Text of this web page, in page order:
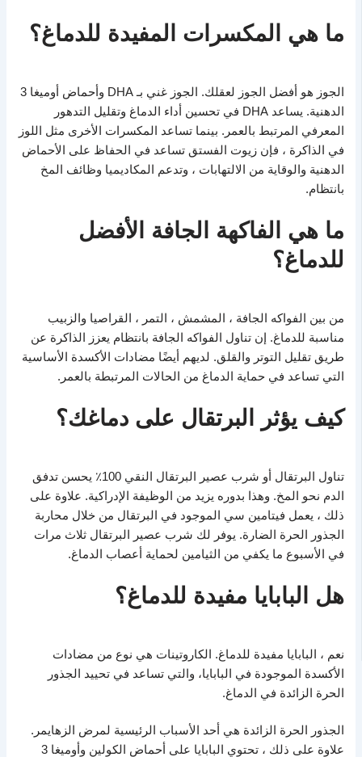
ما هي المكسرات المفيدة للدماغ؟
الجوز هو أفضل الجوز لعقلك. الجوز غني بـ DHA وأحماض أوميغا 3
الدهنية. يساعد DHA في تحسين أداء الدماغ وتقليل التدهور
المعرفي المرتبط بالعمر. بينما تساعد المكسرات الأخرى مثل اللوز
في الذاكرة ، فإن زيوت الفستق تساعد في الحفاظ على الأحماض
الدهنية والوقاية من الالتهابات ، وتدعم المكاديميا وظائف المخ
بانتظام.
ما هي الفاكهة الجافة الأفضل
للدماغ؟
من بين الفواكه الجافة ، المشمش ، التمر ، القراصيا والزبيب
مناسبة للدماغ. إن تناول الفواكه الجافة بانتظام يعزز الذاكرة عن
طريق تقليل التوتر والقلق. لديهم أيضًا مضادات الأكسدة الأساسية
التي تساعد في حماية الدماغ من الحالات المرتبطة بالعمر.
كيف يؤثر البرتقال على دماغك؟
تناول البرتقال أو شرب عصير البرتقال النقي 100٪ يحسن تدفق
الدم نحو المخ. وهذا بدوره يزيد من الوظيفة الإدراكية. علاوة على
ذلك ، يعمل فيتامين سي الموجود في البرتقال من خلال محاربة
الجذور الحرة الضارة. يوفر لك شرب عصير البرتقال ثلاث مرات
في الأسبوع ما يكفي من الثيامين لحماية أعصاب الدماغ.
هل البابايا مفيدة للدماغ؟
نعم ، البابايا مفيدة للدماغ. الكاروتينات هي نوع من مضادات
الأكسدة الموجودة في البابايا، والتي تساعد في تحييد الجذور
الحرة الزائدة في الدماغ.
الجذور الحرة الزائدة هي أحد الأسباب الرئيسية لمرض الزهايمر.
علاوة على ذلك ، تحتوي البابايا على أحماض الكولين وأوميغا 3